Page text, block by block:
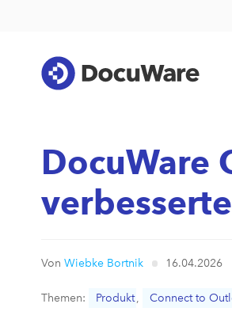
DocuWare
Von Wiebke Bortnik 16.04.2026
Themen: Produkt , Connect to